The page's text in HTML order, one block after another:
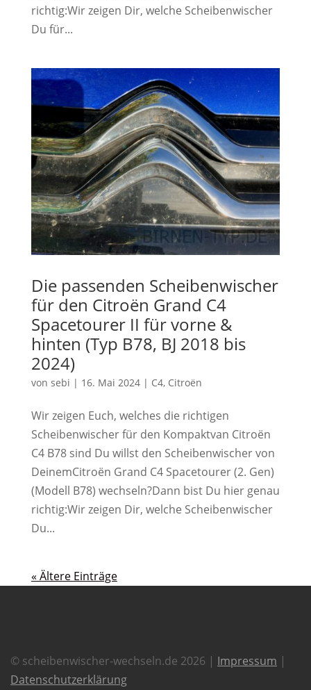
richtig:Wir zeigen Dir, welche Scheibenwischer
Du für...
Die passenden Scheibenwischer
für den Citroën Grand C4
Spacetourer II für vorne &
hinten (Typ B78, BJ 2018 bis
2024)
von sebi | 16. Mai 2024| C4, Citroën
Wir zeigen Euch, welches die richtigen
Scheibenwischer für den Kompaktvan Citroën
C4 B78 sind Du willst den Scheibenwischer von
DeinemCitroën Grand C4 Spacetourer (2. Gen)
(Modell B78) wechseln?Dann bist Du hier genau
richtig:Wir zeigen Dir, welche Scheibenwischer
Du...
« Ältere Einträge
© scheibenwischer-wechseln.de 2026 | Impressum |
Datenschutzerklärung